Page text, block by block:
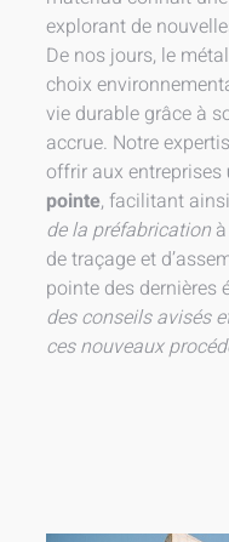
explorant de
De nos jours, le
choix
vie durable grâce à
accrue. Notre
offrir aux entreprises
pointe, facilitant
de la préfabrication
de traçage et
pointe des dernières
des conseils avisés
ces nouveaux